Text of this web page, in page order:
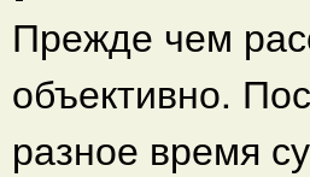
Прежде чем
объективно.
разное время